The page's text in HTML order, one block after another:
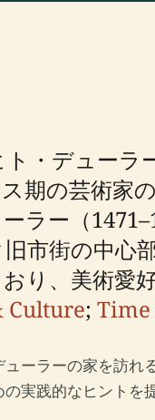
・デューラ
期の芸術家
ラー（
市街の中心
り、美術愛
Culture;
ーラーの家を訪
実践的なヒントを